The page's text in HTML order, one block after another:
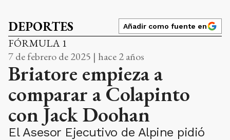
DEPORTES Añadir como fuente en
FÓRMULA 1
7 de febrero de 2025 | hace 2 años
Briatore empieza a
comparar a Colapinto
con Jack Doohan
El Asesor Ejecutivo de Alpine pidió